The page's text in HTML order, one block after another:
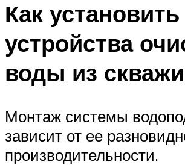
Как установить
устройства
воды из
Монтаж системы
зависит от ее
производительности.